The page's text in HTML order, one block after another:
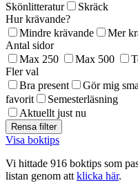
Skönlitteratur
Skräck
Hur krävande?
Mindre krävande
Mer
Antal sidor
Max 250
Max 500
Fler val
Bra present
Gör mig
favorit
Semesterläsning
Aktuellt just nu
Visa boktips
Vi hittade 916 boktips som
listan genom att klicka här.